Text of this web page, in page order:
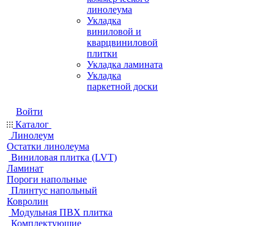
линолеума
Укладка
виниловой и
кварцвиниловой
плитки
Укладка ламината
Укладка
паркетной доски
Войти
Каталог
Линолеум
Остатки линолеума
Виниловая плитка (LVT)
Ламинат
Пороги напольные
Плинтус напольный
Ковролин
Модульная ПВХ плитка
Комплектующие